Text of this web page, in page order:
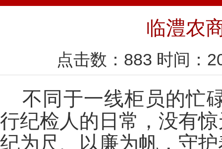
临澧农
点击数： 883 时间：
不同于一线柜员的忙
行纪检人的日常，没有
纪为尺、以廉为帆，守